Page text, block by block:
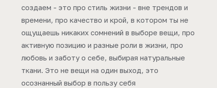
создаем - это про стиль жизни - вне трендов и
времени, про качество и крой, в котором ты не
ощущаешь никаких сомнений в выборе вещи, про
активную позицию и разные роли в жизни, про
любовь и заботу о себе, выбирая натуральные
ткани. Это не вещи на один выход, это
осознанный выбор в пользу себя